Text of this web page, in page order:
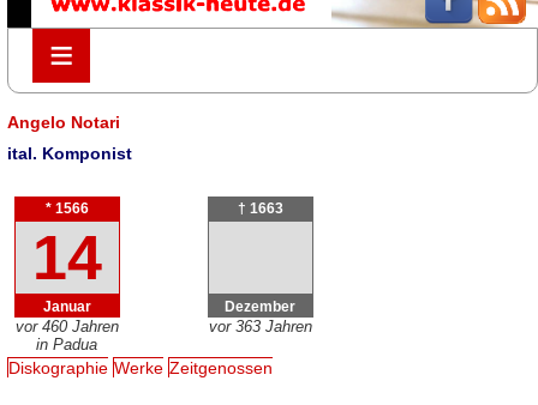
≡
≡
Angelo Notari
ital. Komponist
* 1566
14
Januar
vor 460 Jahren
in Padua
† 1663
Dezember
vor 363 Jahren
Diskographie Werke Zeitgenossen